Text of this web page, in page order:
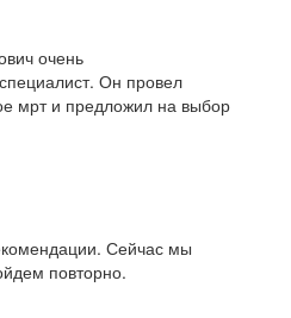
очень
Он провел
мрт и предложил на выбор
Сейчас мы
повторно.